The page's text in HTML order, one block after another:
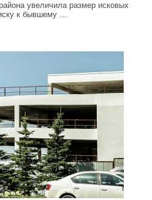
увеличила размер исковых
к бывшему ...